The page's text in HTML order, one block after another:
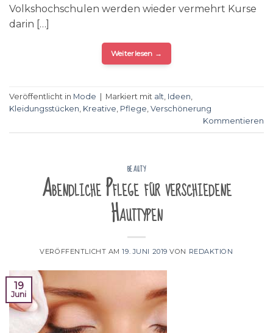
Volkshochschulen werden wieder vermehrt Kurse
darin […]
Weiterlesen →
Veröffentlicht in Mode Markiert mit alt, Ideen,
Kleidungsstücken, Kreative, Pflege, Verschönerung
Kommentieren
BEAUTY
Abendliche Pflege für verschiedene
Hauttypen
VERÖFFENTLICHT AM19. JUNI 2019 VON REDAKTION
19
Juni